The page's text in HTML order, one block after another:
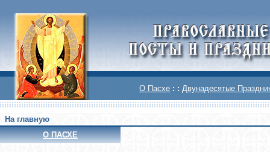
О Пасхе : : Двунадесятые
На главную
О ПАСХЕ